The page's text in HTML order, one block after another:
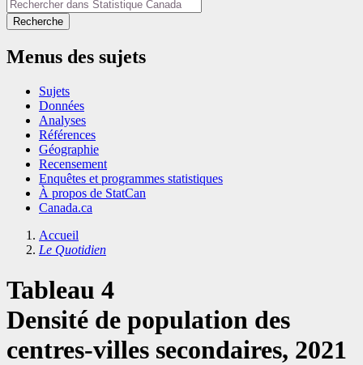
Recherche
Menus des sujets
Sujets
Données
Analyses
Références
Géographie
Recensement
Enquêtes et programmes statistiques
À propos de StatCan
Canada.ca
Accueil
Le Quotidien
Tableau 4
Densité de population des
centres-villes secondaires, 2021